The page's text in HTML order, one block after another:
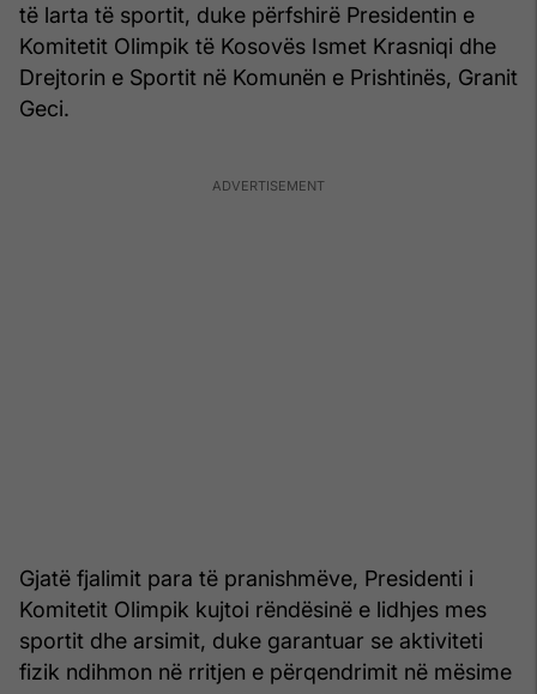
të larta të sportit, duke përfshirë Presidentin e
Komitetit Olimpik të Kosovës Ismet Krasniqi dhe
Drejtorin e Sportit në Komunën e Prishtinës, Granit
Geci.
Gjatë fjalimit para të pranishmëve, Presidenti i
Komitetit Olimpik kujtoi rëndësinë e lidhjes mes
sportit dhe arsimit, duke garantuar se aktiviteti
fizik ndihmon në rritjen e përqendrimit në mësime